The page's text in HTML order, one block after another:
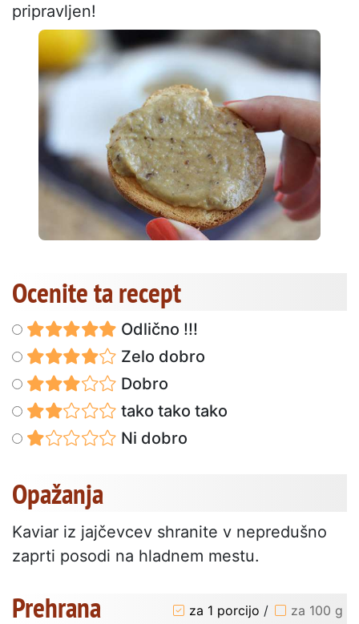
pripravljen!
Ocenite ta recept
Odlično !!!
Zelo dobro
Dobro
tako tako tako
Ni dobro
Opažanja
Kaviar iz jajčevcev shranite v nepredušno
zaprti posodi na hladnem mestu.
Prehrana za 1 porcijo / za 100 g